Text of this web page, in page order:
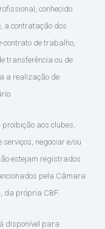
conhecido
a contratação dos
contrato de trabalho,
transferência ou de
a realização de
aos clubes,
serviços, negociar e/ou
estejam registrados
pela Câmara
da própria CBF.
disponível para